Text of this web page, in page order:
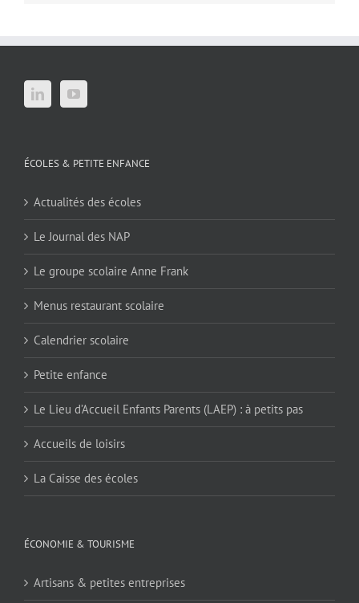
ÉCOLES & PETITE ENFANCE
Actualités des écoles
Le Journal des NAP
Le groupe scolaire Anne Frank
Menus restaurant scolaire
Calendrier scolaire
Petite enfance
Le Lieu d’Accueil Enfants Parents (LAEP) : à petits pas
Accueils de loisirs
La Caisse des écoles
ÉCONOMIE & TOURISME
Artisans & petites entreprises